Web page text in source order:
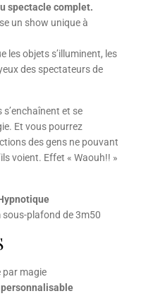
spectacle complet.
un show unique à
les objets s’illuminent, les
des spectateurs de
s’enchaînent et se
Et vous pourrez
des gens ne pouvant
voient. Effet « Waouh!! »
plafond de 3m50
par magie